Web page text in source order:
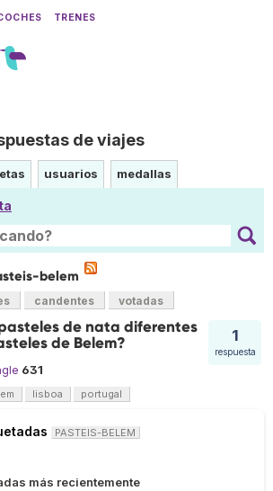
TRENES
de viajes
usuarios medallas
belem
candentes votadas
1
respuesta
de nata diferentes
de Belem?
631
lisboa portugal
PASTEIS-BELEM
más recientemente